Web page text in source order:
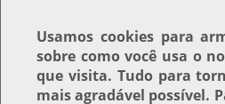
Usamos cookiespara
sobre como você usa o
que visita. Tudo para
mais agradável possível.